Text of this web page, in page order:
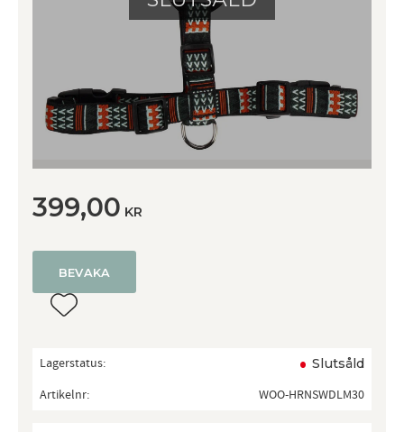
399,00 KR
Lägg till i favoriter
BEVAKA
Lagerstatus Slutsåld
Artikelnr WOO-HRNSWDLM30